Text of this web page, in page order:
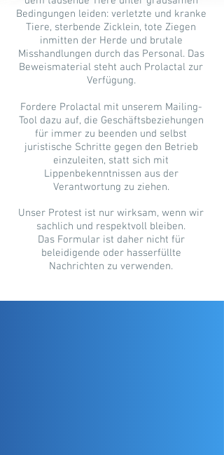
Bedingungen leiden: verletzte und kranke
Tiere, sterbende Zicklein, tote Ziegen
inmitten der Herde und brutale
Misshandlungen durch das Personal. Das
Beweismaterial steht auch Prolactal zur
Verfügung.
Fordere Prolactal mit unserem Mailing-
Tool dazu auf, die Geschäftsbeziehungen
für immer zu beenden und selbst
juristische Schritte gegen den Betrieb
einzuleiten, statt sich mit
Lippenbekenntnissen aus der
Verantwortung zu ziehen.
Unser Protest ist nur wirksam, wenn wir
sachlich und respektvoll bleiben.
Das Formular ist daher nicht für
beleidigende oder hasserfüllte
Nachrichten zu verwenden.